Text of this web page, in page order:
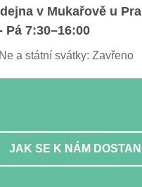
v Mukařově u
Pá 7:30–16:00
a státní svátky: Zavřeno
JAK SE K NÁM